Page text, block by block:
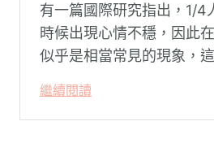
有一篇國際研究指出，1/4
時候出現心情不穩，因此
似乎是相當常見的現象，
系統在長久使用之下，突
理更高層次的資料時，電
繼續閱讀